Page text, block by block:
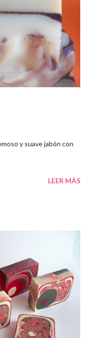
y suave jabón con
LEER MÁS